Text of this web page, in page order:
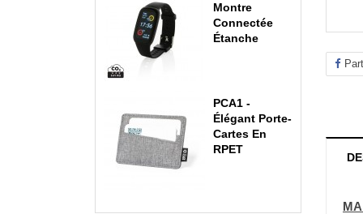
Montre
Connectée
Étanche
PCA1 -
Élégant Porte-
Cartes En
RPET